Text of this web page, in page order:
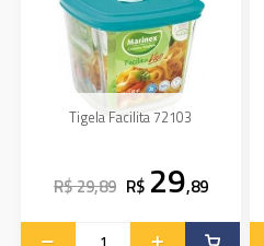
Tigela Facilita 72103
R$ 29,89 R$ 29,89